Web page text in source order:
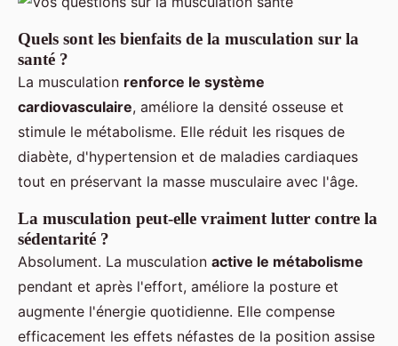
Quels sont les bienfaits de la musculation sur la
santé ?
La musculation renforce le système
cardiovasculaire, améliore la densité osseuse et
stimule le métabolisme. Elle réduit les risques de
diabète, d'hypertension et de maladies cardiaques
tout en préservant la masse musculaire avec l'âge.
La musculation peut-elle vraiment lutter contre la
sédentarité ?
Absolument. La musculation active le métabolisme
pendant et après l'effort, améliore la posture et
augmente l'énergie quotidienne. Elle compense
efficacement les effets néfastes de la position assise